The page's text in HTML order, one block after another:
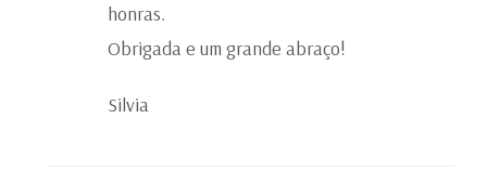
honras.
Obrigada e um grande abraço!
Silvia